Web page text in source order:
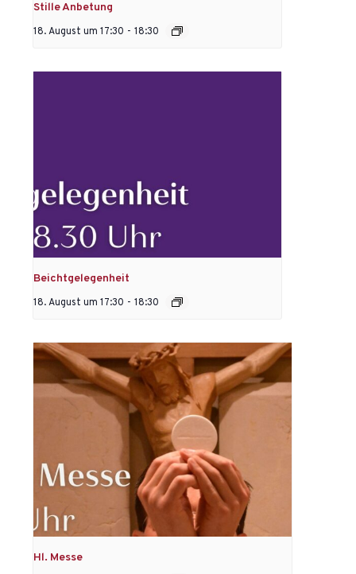
Stille Anbetung
18. August um 17:30 - 18:30
Beichtgelegenheit
18. August um 17:30 - 18:30
Hl. Messe